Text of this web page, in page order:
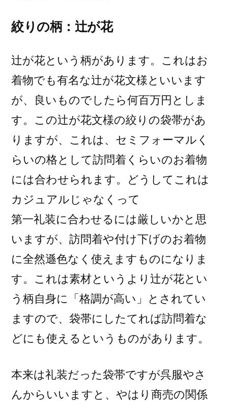
絞りの柄：辻が花
辻が花という柄があります。これはお
着物でも有名な辻が花文様といいます
が、良いものでしたら何百万円としま
す。この辻が花文様の絞りの袋帯があ
りますが、これは、セミフォーマルく
らいの格として訪問着くらいのお着物
には合わせられます。どうしてこれは
カジュアルじゃなくって
第一礼装に合わせるには厳しいかと思
いますが、訪問着や付け下げのお着物
に全然遜色なく使えますものになりま
す。これは素材というより辻が花とい
う柄自身に「格調が高い」とされてい
ますので、袋帯にしたてれば訪問着な
どにも使えるというものがあります。
本来は礼装だった袋帯ですが呉服やさ
んからいいますと、やはり商売の関係